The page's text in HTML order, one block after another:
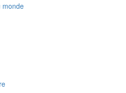
monde